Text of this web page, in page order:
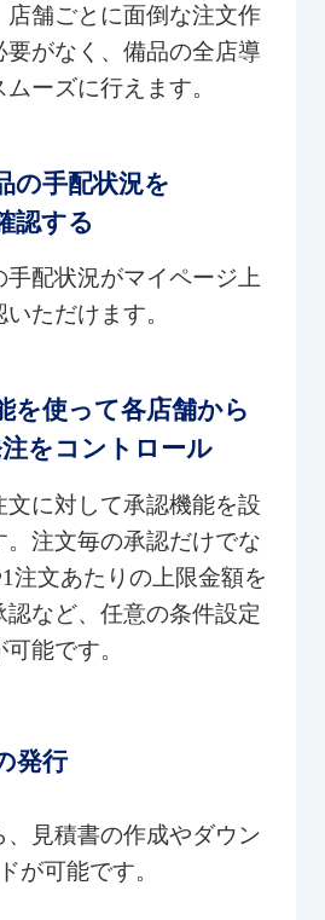
店舗ごとに面倒な注文作
要がなく、備品の全店導
ムーズに行えます。
の手配状況を
認する
手配状況がマイページ上
いただけます。
を使って各店舗から
をコントロール
文に対して承認機能を設
。注文毎の承認だけでな
注文あたりの上限金額を
認など、任意の条件設定
可能です。
発行
、見積書の作成やダウン
が可能です。